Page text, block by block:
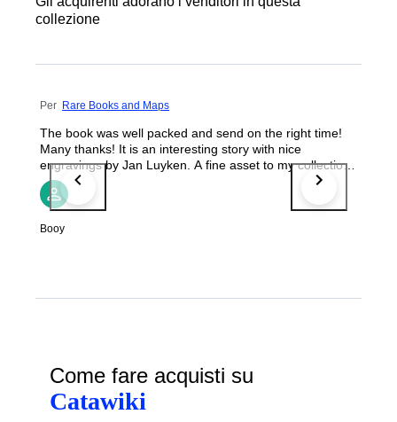
collezione
Per Rare Books and Maps
The book was well packed and send on the right time!
Many thanks! It is an interesting story with nice
engravings by Jan Luyken. A fine asset to my collection!
Frits Booy
Booy
Come fare acquisti su
Catawiki